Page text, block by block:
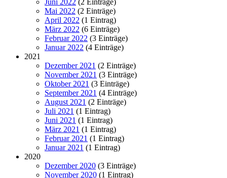
Juni 2022 (2 Einträge)
Mai 2022 (2 Einträge)
April 2022 (1 Eintrag)
März 2022 (6 Einträge)
Februar 2022 (3 Einträge)
Januar 2022 (4 Einträge)
2021
Dezember 2021 (2 Einträge)
November 2021 (3 Einträge)
Oktober 2021 (3 Einträge)
September 2021 (4 Einträge)
August 2021 (2 Einträge)
Juli 2021 (1 Eintrag)
Juni 2021 (1 Eintrag)
März 2021 (1 Eintrag)
Februar 2021 (1 Eintrag)
Januar 2021 (1 Eintrag)
2020
Dezember 2020 (3 Einträge)
November 2020 (1 Eintrag)